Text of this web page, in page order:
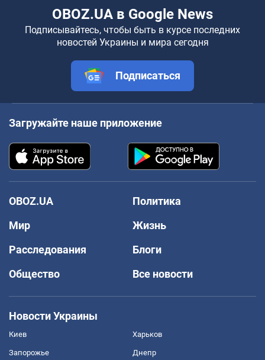
OBOZ.UA в Google News
Подписывайтесь, чтобы быть в курсе последних
новостей Украины и мира сегодня
Подписаться
Загружайте наше приложение
OBOZ.UA
Политика
Мир
Жизнь
Расследования
Блоги
Общество
Все новости
Новости Украины
Киев Харьков
Запорожье Днепр